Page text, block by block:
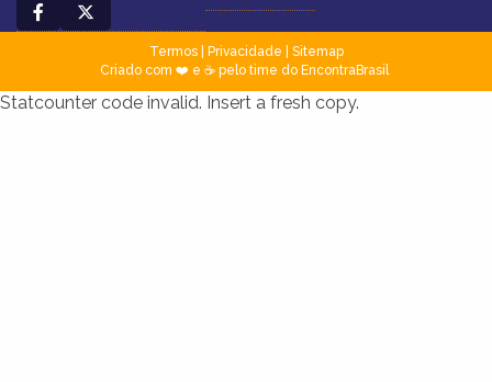
Termos| Privacidade
Sitemap
Criado com ❤️ e ☕ pelo time do EncontraBrasil
Statcounter code invalid. Insert a fresh copy.